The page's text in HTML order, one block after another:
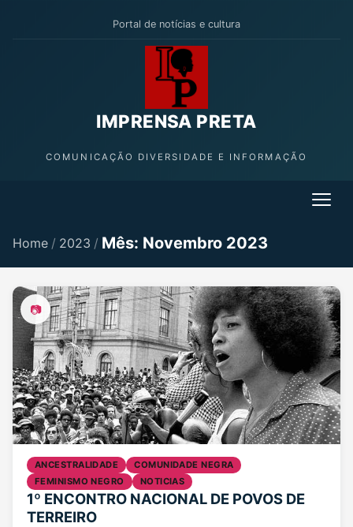
Portal de notícias e cultura
IMPRENSA PRETA
COMUNICAÇÃO DIVERSIDADE E INFORMAÇÃO
Home / 2023 / Mês: Novembro 2023
📷
ANCESTRALIDADE
COMUNIDADE NEGRA
FEMINISMO NEGRO
NOTICIAS
1º ENCONTRO NACIONAL DE POVOS DE
TERREIRO